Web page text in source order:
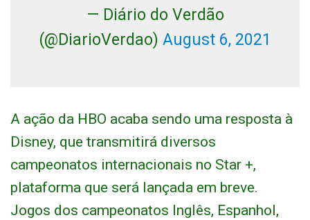
— Diário do Verdão
(@DiarioVerdao) August 6, 2021
A ação da HBO acaba sendo uma resposta à
Disney, que transmitirá diversos
campeonatos internacionais no Star +,
plataforma que será lançada em breve.
Jogos dos campeonatos Inglês, Espanhol,